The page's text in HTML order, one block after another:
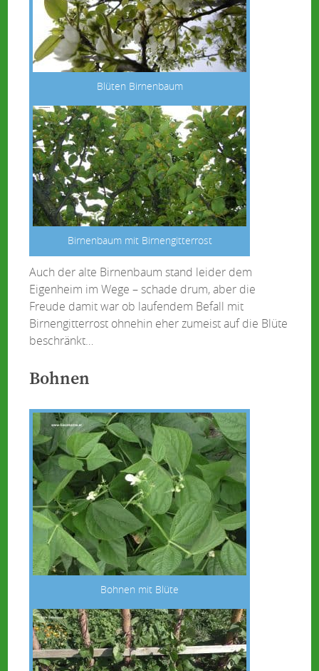
Blüten Birnenbaum
Birnenbaum mit Birnengitterrost
Auch der alte Birnenbaum stand leider dem
Eigenheim im Wege – schade drum, aber die
Freude damit war ob laufendem Befall mit
Birnengitterrost ohnehin eher zumeist auf die Blüte
beschränkt…
Bohnen
Bohnen mit Blüte